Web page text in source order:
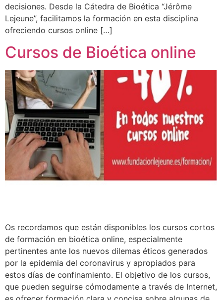
decisiones. Desde la Cátedra de Bioética “Jérôme
Lejeune”, facilitamos la formación en esta disciplina
ofreciendo cursos online […]
Cursos de Bioética online
Os recordamos que están disponibles los cursos cortos
de formación en bioética online, especialmente
pertinentes ante los nuevos dilemas éticos generados
por la epidemia del coronavirus y apropiados para
estos días de confinamiento. El objetivo de los cursos,
que pueden seguirse cómodamente a través de Internet,